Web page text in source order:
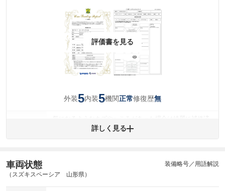
評価書を見る
外装5内装5機関正常修復歴無
みですが、 小さなキズやヘコミが残っている場合もありま
内装
(内装状態)
気になる汚れ等がない綺麗な室内を保っています。
詳しく見る
車両状態
（スズキスペーシア 山形県）
装備略号／用語解説